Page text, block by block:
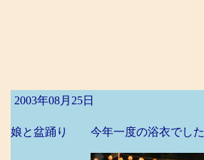
2003年08月25日
娘と盆踊り 今年一度の浴衣でした